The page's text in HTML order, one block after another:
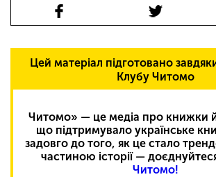
Цей матеріал підготовано
Клубу Читомо
Читомо» — це медіа про книжки й
що підтримувало українське
задовго до того, як це стало
частиною історії —
Читомо!